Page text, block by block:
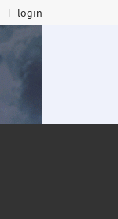
login